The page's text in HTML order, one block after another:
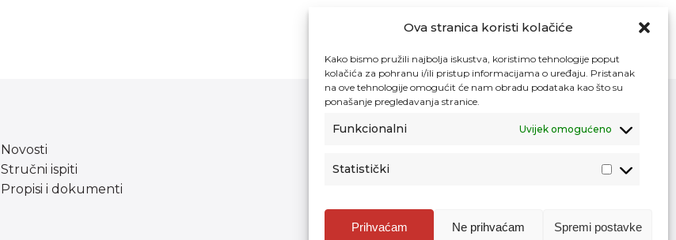
Ova stranica koristi kolačiće
Kako bismo pružili najbolja iskustva, koristimo tehnologije poput
kolačića za pohranu i/ili pristup informacijama o uređaju. Pristanak
na ove tehnologije omogućit će nam obradu podataka kao što su
ponašanje pregledavanja stranice.
Funkcionalni Uvijek omogućeno
Statistički
Prihvaćam Ne prihvaćam Spremi postavke
Novosti
Stručni ispiti
Propisi i dokumenti
Pristup informacijama
Povjerljiva osoba za unutarnje prijavljivanje
nepravilnosti